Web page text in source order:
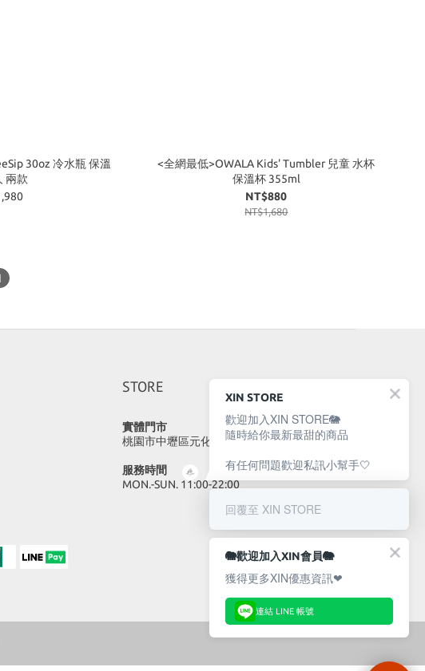
30oz 冷水瓶 保溫
兩款
<全網最低>OWALA Kids' Tumbler 兒童 水杯
保溫杯 355ml
NT$880
NT$1,680
STORE
實體門市
桃園市中壢區元化路23號
服務時間
MON.-SUN. 11:00-22:00
XIN STORE
歡迎加入XIN STORE🐘
隨時給你最新最甜的商品
有任何問題歡迎私訊小幫手🤍
回覆至 XIN STORE
🐘歡迎加入XIN會員🐘
獲得更多XIN優惠資訊❤
連結 LINE 帳號